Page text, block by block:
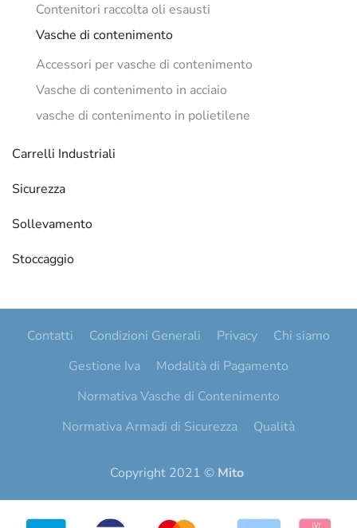
Contenitori raccolta oli esausti
Vasche di contenimento
Accessori per vasche di contenimento
Vasche di contenimento in acciaio
vasche di contenimento in polietilene
Carrelli Industriali
Sicurezza
Sollevamento
Stoccaggio
Contatti Condizioni Generali Privacy
Chi siamo
Gestione Iva
Modalità di Pagamento
Normativa Vasche di Contenimento
Normativa Armadi di Sicurezza
Qualità
Copyright 2021 © Mito